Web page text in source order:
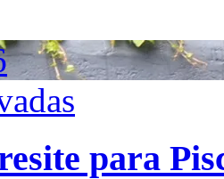
para